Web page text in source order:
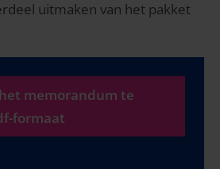
uitmaken van het pakket
memorandum te
formaat